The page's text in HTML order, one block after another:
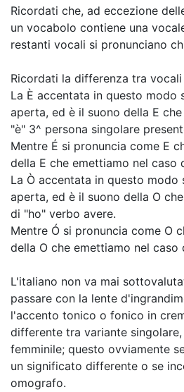
Ricordati che, ad eccezione
un vocabolo contiene una
restanti vocali si pronunciano
Ricordati la differenza tra
La È accentata in questo modo
aperta, ed è il suono della E
"è" 3^ persona singolare
Mentre É si pronuncia come E
della E che emettiamo nel caso
La Ò accentata in questo modo
aperta, ed è il suono della O
di "ho" verbo avere.
Mentre Ó si pronuncia come O
della O che emettiamo nel caso
L'italiano non va mai
passare con la lente
l'accento tonico o fonico in
differente tra variante
femminile; questo ovviamente
un significato differente o se
omografo.